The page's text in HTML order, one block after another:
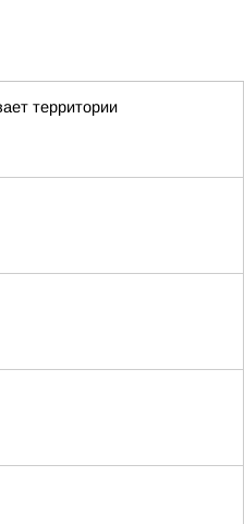
территории